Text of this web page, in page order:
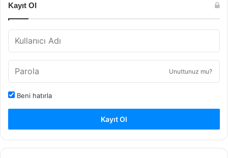
Kayıt Ol
Unuttunuz mu?
Beni hatırla
Kayıt Ol